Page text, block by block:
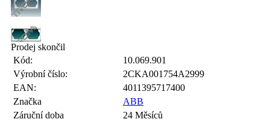
Prodej skončil
Kód:
10.069.901
Výrobní číslo:
2CKA001754A2999
EAN:
4011395717400
Značka
ABB
Záruční doba
24 Měsíců